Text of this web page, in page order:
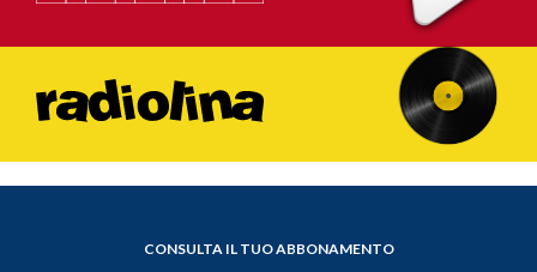
CONSULTA IL TUO ABBONAMENTO